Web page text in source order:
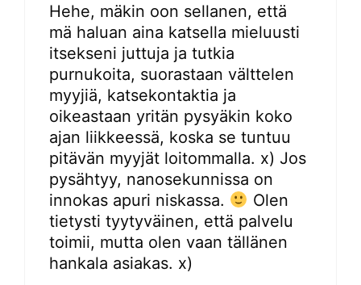
Hehe, mäkin oon sellanen, että
mä haluan aina katsella mieluusti
itsekseni juttuja ja tutkia
purnukoita, suorastaan välttelen
myyjiä, katsekontaktia ja
oikeastaan yritän pysyäkin koko
ajan liikkeessä, koska se tuntuu
pitävän myyjät loitommalla. x) Jos
pysähtyy, nanosekunnissa on
innokas apuri niskassa.
Olen
tietysti tyytyväinen, että palvelu
toimii, mutta olen vaan tällänen
hankala asiakas. x)